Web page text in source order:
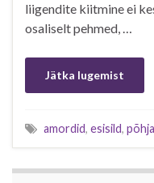
liigendite kiitmine ei
osaliselt pehmed, …
Jätka lugemist
amordid, esisild,